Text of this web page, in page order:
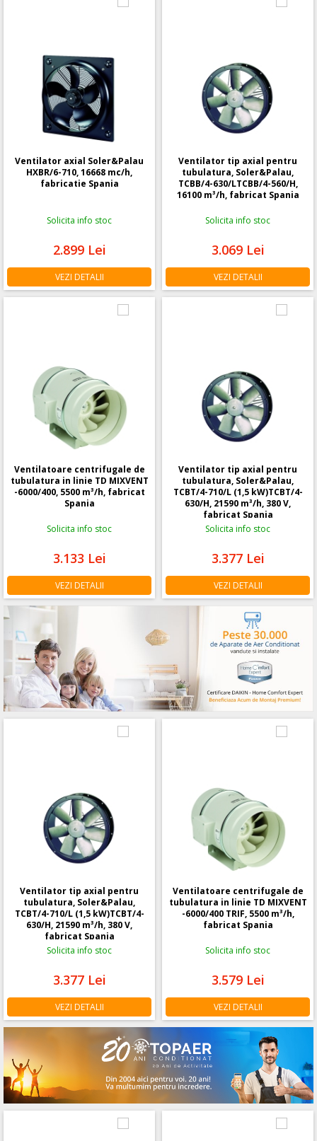
Ventilator axial Soler&Palau
HXBR/6-710, 16668 mc/h,
fabricatie Spania
Solicita info stoc
2.899 Lei
VEZI DETALII
Ventilator tip axial pentru
tubulatura, Soler&Palau,
TCBB/4-630/LTCBB/4-560/H,
16100 m³/h, fabricat Spania
Solicita info stoc
3.069 Lei
VEZI DETALII
Ventilatoare centrifugale de
tubulatura in linie TD MIXVENT
-6000/400, 5500 m³/h, fabricat
Spania
Solicita info stoc
3.133 Lei
VEZI DETALII
Ventilator tip axial pentru
tubulatura, Soler&Palau,
TCBT/4-710/L (1,5 kW)TCBT/4-
630/H, 21590 m³/h, 380 V,
fabricat Spania
Solicita info stoc
3.377 Lei
VEZI DETALII
Ventilator tip axial pentru
tubulatura, Soler&Palau,
TCBT/4-710/L (1,5 kW)TCBT/4-
630/H, 21590 m³/h, 380 V,
fabricat Spania
Solicita info stoc
3.377 Lei
VEZI DETALII
Ventilatoare centrifugale de
tubulatura in linie TD MIXVENT
-6000/400 TRIF, 5500 m³/h,
fabricat Spania
Solicita info stoc
3.579 Lei
VEZI DETALII